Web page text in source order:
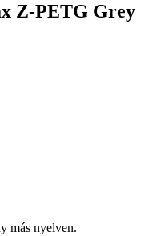
Z-PETG Grey
más nyelven.